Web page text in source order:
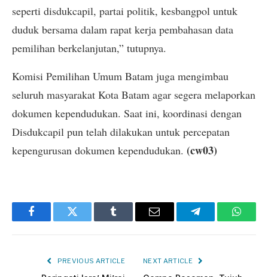
seperti disdukcapil, partai politik, kesbangpol untuk
duduk bersama dalam rapat kerja pembahasan data
pemilihan berkelanjutan,” tutupnya.
Komisi Pemilihan Umum Batam juga mengimbau
seluruh masyarakat Kota Batam agar segera melaporkan
dokumen kependudukan. Saat ini, koordinasi dengan
Disdukcapil pun telah dilakukan untuk percepatan
kepengurusan dokumen kependudukan. (cw03)
FacebookTwitter Tumblr Email Telegram
PREVIOUS ARTICLE NEXT ARTICLE